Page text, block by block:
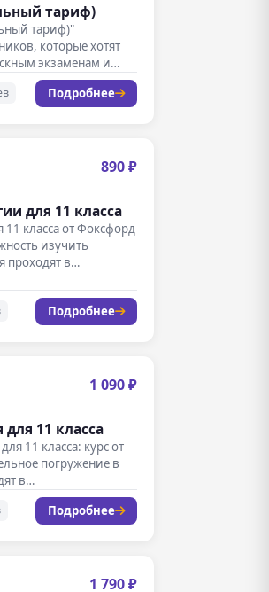
тариф)
тариф)"
которые хотят
экзаменам и
Подробнее
890 ₽
для 11 класса
класса от Фоксфорд
изучить
проходят в
Подробнее
1 090 ₽
11 класса
11 класса: курс от
погружение в
в…
Подробнее
1 790 ₽